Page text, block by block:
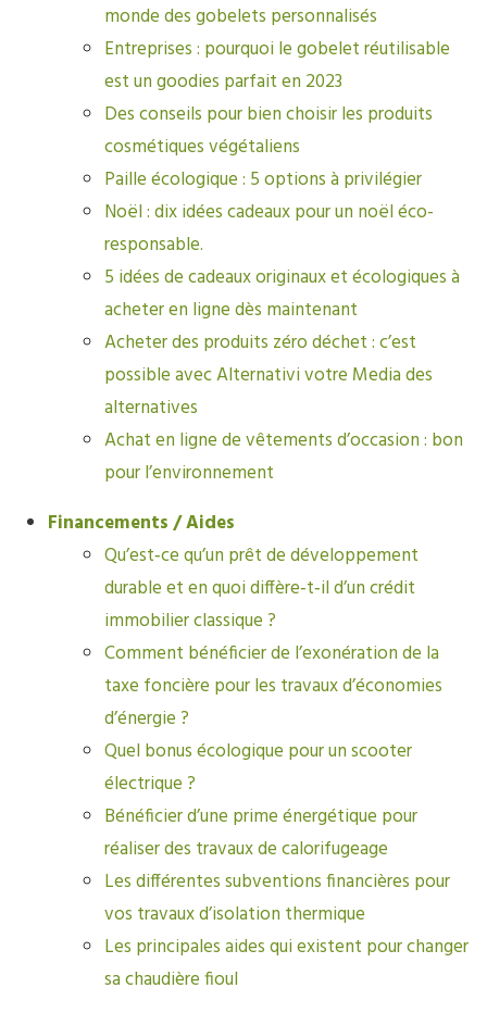
monde des gobelets personnalisés
Entreprises : pourquoi le gobelet réutilisable
est un goodies parfait en 2023
Des conseils pour bien choisir les produits
cosmétiques végétaliens
Paille écologique : 5 options à privilégier
Noël : dix idées cadeaux pour un noël éco-
responsable.
5 idées de cadeaux originaux et écologiques à
acheter en ligne dès maintenant
Acheter des produits zéro déchet : c’est
possible avec Alternativi votre Media des
alternatives
Achat en ligne de vêtements d’occasion : bon
pour l’environnement
Financements / Aides
Qu’est‑ce qu’un prêt de développement
durable et en quoi diffère‑t‑il d’un crédit
immobilier classique ?
Comment bénéficier de l’exonération de la
taxe foncière pour les travaux d’économies
d’énergie ?
Quel bonus écologique pour un scooter
électrique ?
Bénéficier d’une prime énergétique pour
réaliser des travaux de calorifugeage
Les différentes subventions financières pour
vos travaux d’isolation thermique
Les principales aides qui existent pour changer
sa chaudière fioul